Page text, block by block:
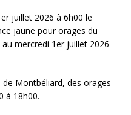
juillet 2026 à 6h00 le
jaune pour orages du
mercredi 1er juillet 2026
de Montbéliard, des orages
à 18h00.